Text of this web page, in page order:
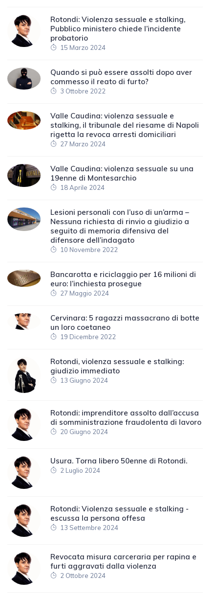
Rotondi: Violenza sessuale e stalking,
Pubblico ministero chiede l’incidente
probatorio
15 Marzo 2024
Quando si può essere assolti dopo aver
commesso il reato di furto?
3 Ottobre 2022
Valle Caudina: violenza sessuale e
stalking, il tribunale del riesame di Napoli
rigetta la revoca arresti domiciliari
27 Marzo 2024
Valle Caudina: violenza sessuale su una
19enne di Montesarchio
18 Aprile 2024
Lesioni personali con l’uso di un’arma –
Nessuna richiesta di rinvio a giudizio a
seguito di memoria difensiva del
difensore dell’indagato
10 Novembre 2022
Bancarotta e riciclaggio per 16 milioni di
euro: l’inchiesta prosegue
27 Maggio 2024
Cervinara: 5 ragazzi massacrano di botte
un loro coetaneo
19 Dicembre 2022
Rotondi, violenza sessuale e stalking:
giudizio immediato
13 Giugno 2024
Rotondi: imprenditore assolto dall’accusa
di somministrazione fraudolenta di lavoro
20 Giugno 2024
Usura. Torna libero 50enne di Rotondi.
2 Luglio 2024
Rotondi: Violenza sessuale e stalking -
escussa la persona offesa
13 Settembre 2024
Revocata misura carceraria per rapina e
furti aggravati dalla violenza
2 Ottobre 2024